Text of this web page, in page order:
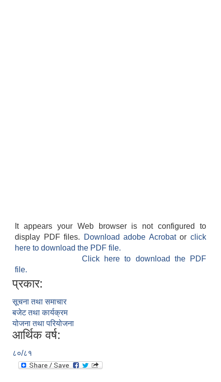
It appears your Web browser is not configured to
display PDF files.
Download adobe Acrobatorclick
here to download the PDF file.
Click here to download the PDF
file.
प्रकार:
सूचना तथा समाचार
बजेट तथा कार्यक्रम
योजना तथा परियोजना
आर्थिक वर्ष:
८०/८१